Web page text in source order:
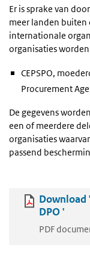
Er is sprake van
meer landen buiten
internationale
organisaties
CEPSPO,
Procurement
De gegevens
een of meerdere
organisaties
passend
Download
DPO '
PDF